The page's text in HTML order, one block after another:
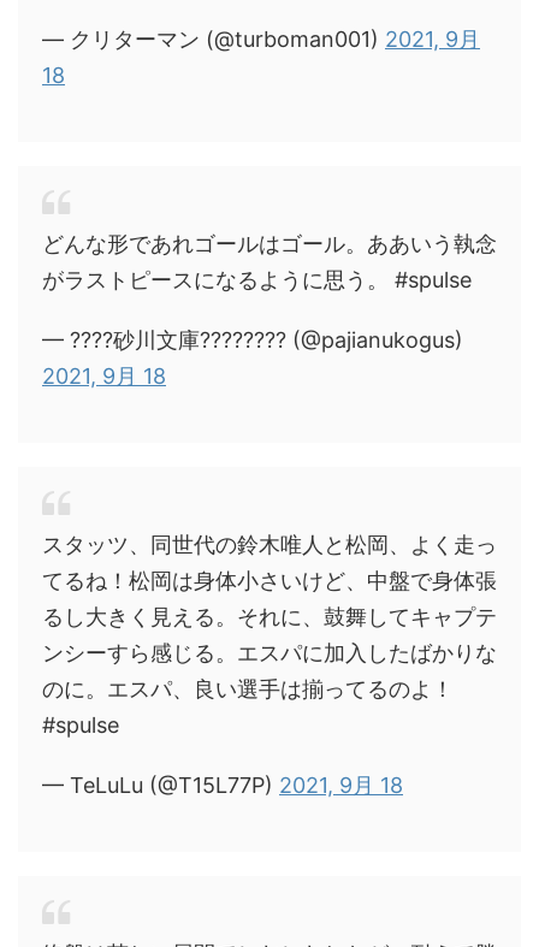
— クリターマン (@turboman001) 2021, 9月
18
どんな形であれゴールはゴール。ああいう執念
がラストピースになるように思う。 #spulse
— ????砂川文庫???????? (@pajianukogus)
2021, 9月 18
スタッツ、同世代の鈴木唯人と松岡、よく走っ
てるね！松岡は身体小さいけど、中盤で身体張
るし大きく見える。それに、鼓舞してキャプテ
ンシーすら感じる。エスパに加入したばかりな
のに。エスパ、良い選手は揃ってるのよ！
#spulse
— TeLuLu (@T15L77P) 2021, 9月 18